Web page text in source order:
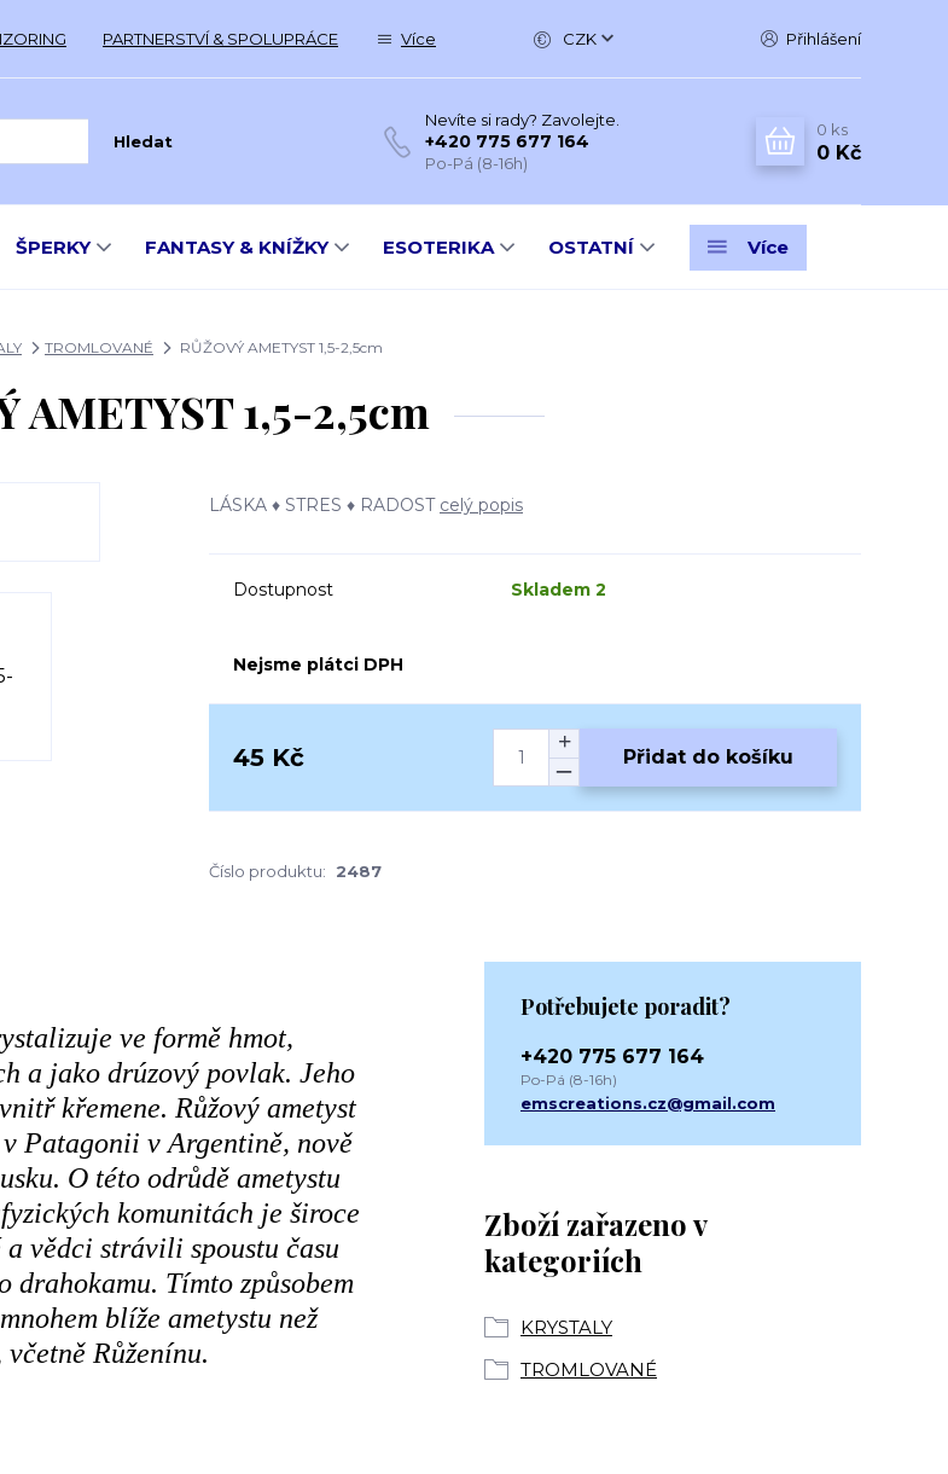
PARTNERSTVÍ & SPOLUPRÁCE Více CZK Přihlášení
Hledat
Nevíte si rady? Zavolejte.
+420 775 677 164
Po-Pá (8-16h)
0 ks
0 Kč
ŠPERKY FANTASY & KNÍŽKY ESOTERIKA OSTATNÍ Více
TROMLOVANÉ RŮŽOVÝ AMETYST 1,5-2,5cm
AMETYST 1,5-2,5cm
LÁSKA ♦ STRES ♦ RADOST celý popis
Dostupnost Skladem 2
Nejsme plátci DPH
45 Kč Přidat do košíku
Číslo produktu: 2487
ve formě hmot,
a jako drúzový povlak. Jeho
křemene. Růžový ametyst
Patagonii v Argentině, nově
O této odrůdě ametystu
komunitách je široce
vědci strávili spoustu času
drahokamu. Tímto způsobem
blíže ametystu než
Růženínu.
Zboží zařazeno v
kategoriích
KRYSTALY
TROMLOVANÉ
Potřebujete poradit?
+420 775 677 164
Po-Pá (8-16h)
emscreations.cz@gmail.com